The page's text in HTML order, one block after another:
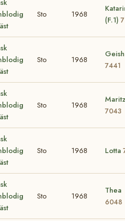
Sto 1968
(F.1)
Sto 1968
7441
Sto 1968
7043
Sto 1968 Lotta
Sto 1968
Thea
6048